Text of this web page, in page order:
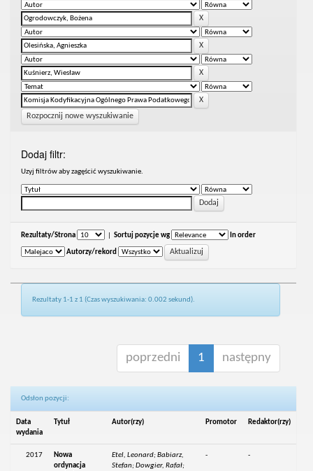
Rozpocznij nowe wyszukiwanie
Dodaj filtr:
Uzyj filtrów aby zagęścić wyszukiwanie.
Rezultaty/Strona Sortuj pozycje wg In order
Autorzy/rekord
Rezultaty 1-1 z 1 (Czas wyszukiwania: 0.002 sekund).
poprzedni 1 następny
Odsłon pozycji:
Data
wydania
Tytuł Autor(rzy) Promotor Redaktor(rzy)
2017
Nowa
ordynacja
Etel, Leonard; Babiarz,
Stefan; Dowgier, Rafał;
- -